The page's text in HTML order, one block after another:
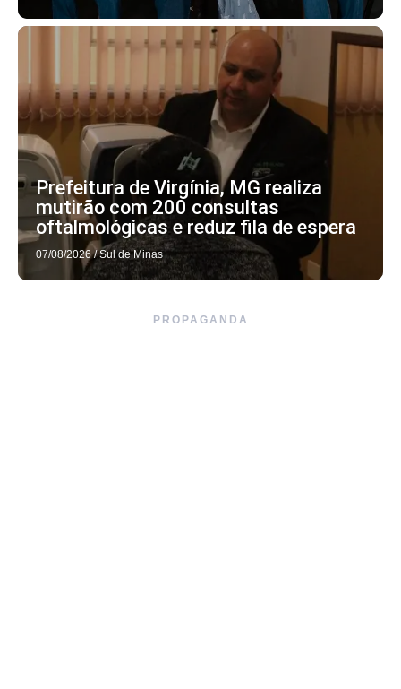
Prefeitura de Virgínia, MG realiza
mutirão com 200 consultas
oftalmológicas e reduz fila de espera
07/08/2026 / Sul de Minas
PROPAGANDA